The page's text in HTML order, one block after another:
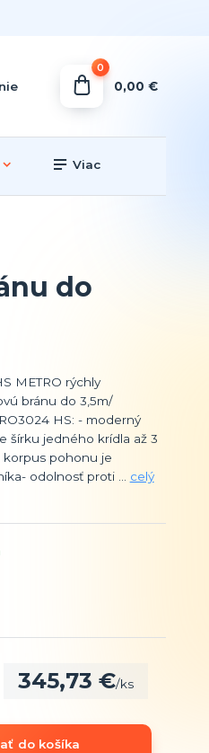
0
0,00 €
Viac
do
METRO rýchly
bránu do 3,5m/
HS: - moderný
šírku jedného krídla až 3
pohonu je
odolnosť proti ... celý
345,73 €/ks
do košíka